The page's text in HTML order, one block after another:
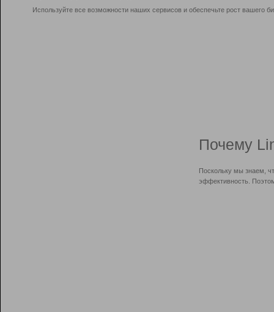
Используйте все возможности наших сервисов и обеспечьте рост вашего
Почему
Поскольку мы знаем,
эффективность.